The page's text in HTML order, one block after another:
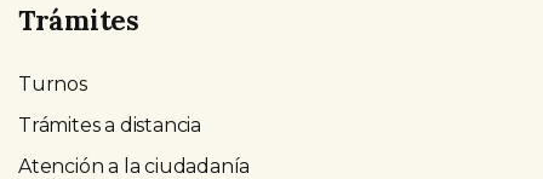
Trámites
Turnos
Trámites a distancia
Atención a la ciudadanía